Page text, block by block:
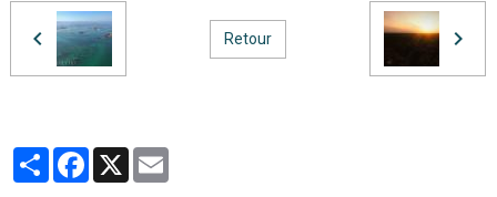
Retour
PartagerFacebook
X